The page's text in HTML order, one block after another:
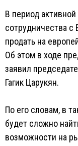
В период активной
сотрудничества с
продать на
Об этом в ходе
заявил
Гагик Царукян.
По его словам, в
будет сложно
возможности на